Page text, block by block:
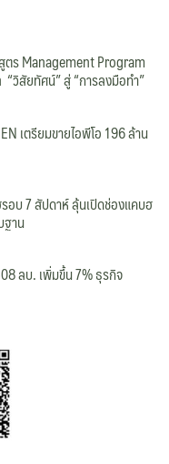
ตร Management Program
วิสัยทัศน์” สู่ “การลงมือทำ”
เตรียมขายไอพีโอ 196 ล้าน
อบ 7 สัปดาห์ ลุ้นเปิดช่องแคบฮ
าน
ลบ. เพิ่มขึ้น 7% ธุรกิจ